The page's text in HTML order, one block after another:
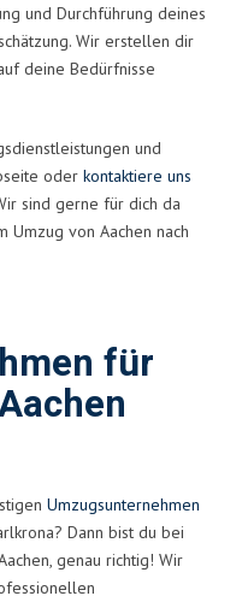
und Durchführung deines
Wir erstellen dir
deine Bedürfnisse
und
oder kontaktiere uns
sind gerne für dich da
Umzug von Aachen nach
für
Umzugsunternehmen
Dann bist du bei
genau richtig! Wir